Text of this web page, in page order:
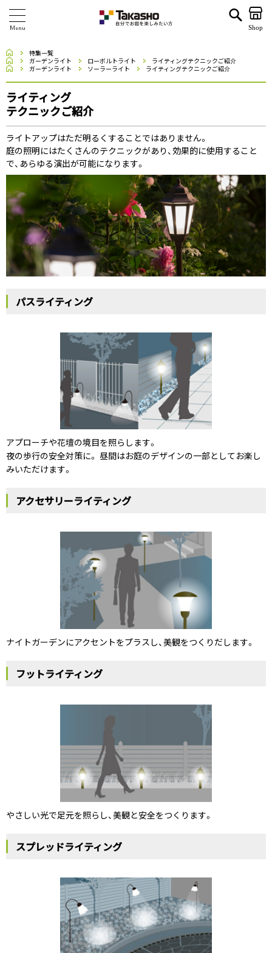
商 品
海外ブランド・シリーズ
特 集
ショールーム
企業情報
関連サイト
サポート
Mailform
0120-51-4128
受付時間 / 9:00-17:00（土日祝休み）
Shop
ホーム特集一覧
ホームガーデンライト ローボルトライト
ライティングテクニックご紹介
ホームガーデンライト ソーラーライト ライティングテクニックご紹介
ライティング
テクニックご紹介
ライトアップはただ明るくすることではありません。
庭の照明にはたくさんのテクニックがあり、効果的に使用すること
で、あらゆる演出が可能になります。
パスライティング
アプローチや花壇の境目を照らします。
夜の歩行の安全対策に。 昼間はお庭のデザインの一部としてお楽し
みいただけます。
アクセサリーライティング
ナイトガーデンにアクセントをプラスし、美観をつくりだします。
フットライティング
やさしい光で足元を照らし、美観と安全をつくります。
スプレッドライティング